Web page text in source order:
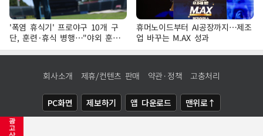
광
고
'폭염 휴식기' 프로야구 10개 구
단, 훈련·휴식 병행…"야외 훈련
해도 안전 최우선"
휴머노이드부터 AI공장까지…제조
업 바꾸는 M.AX 성과
회사소개 제휴/컨텐츠 판매 약관·정책 고충처리
PC화면 제보하기 앱 다운로드 맨위로↑